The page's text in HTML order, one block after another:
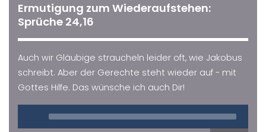
Ermutigung zum Wiederaufstehen:
Sprüche 24,16
Auch wir Gläubige straucheln leider oft, wie Jakobus
schreibt. Aber der Gerechte steht wieder auf - mit
Gottes Hilfe. Das wünsche ich auch Dir!
Player